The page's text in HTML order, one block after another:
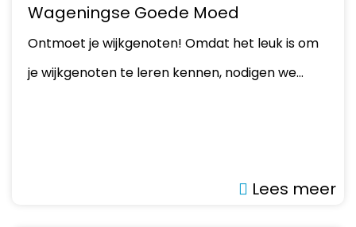
Wageningse Goede Moed
Ontmoet je wijkgenoten! Omdat het leuk is om
je wijkgenoten te leren kennen, nodigen we…
Lees meer